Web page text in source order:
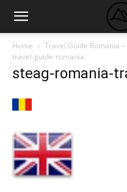
Home Travel Guide Romania
travel-guide-romania
steag-romania-